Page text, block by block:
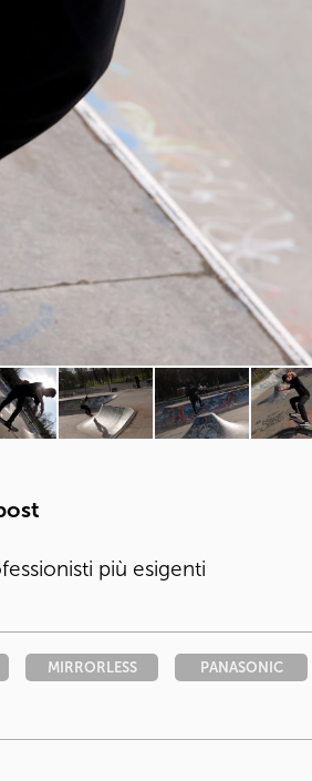
più esigenti
MIRRORLESS PANASONIC